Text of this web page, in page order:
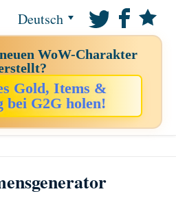
Deutsch
WoW-Charakter
Gold, Items &
bei G2G holen!